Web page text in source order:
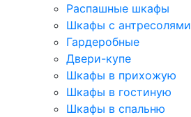
Распашные шкафы
Шкафы с антресолями
Гардеробные
Двери-купе
Шкафы в прихожую
Шкафы в гостиную
Шкафы в спальню